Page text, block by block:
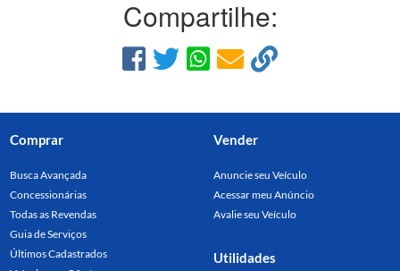
Compartilhe:
Comprar
Busca Avançada
Concessionárias
Todas as Revendas
Guia de Serviços
Últimos Cadastrados
Vender
Anuncie seu Veículo
Acessar meu Anúncio
Avalie seu Veículo
Utilidades